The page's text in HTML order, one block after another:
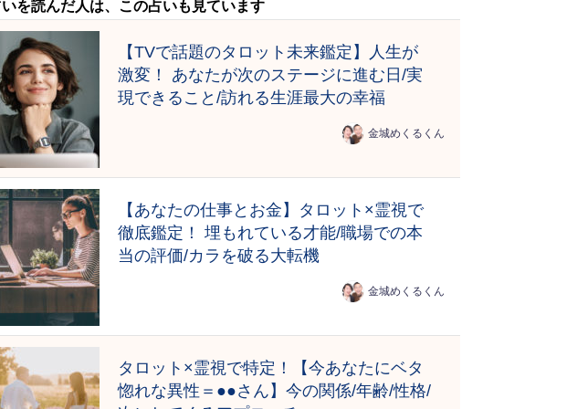
を読んだ人は、この占いも見ています
【TVで話題のタロット未来鑑定】人生が
激変！ あなたが次のステージに進む日/実
現できること/訪れる生涯最大の幸福
金城めくるくん
【あなたの仕事とお金】タロット×霊視で
徹底鑑定！ 埋もれている才能/職場での本
当の評価/カラを破る大転機
金城めくるくん
タロット×霊視で特定！【今あなたにベタ
惚れな異性＝●●さん】今の関係/年齢/性格/